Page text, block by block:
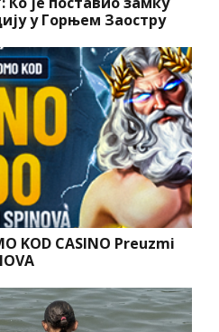
у Горњем Заостру
KOD CASINO Preuzmi